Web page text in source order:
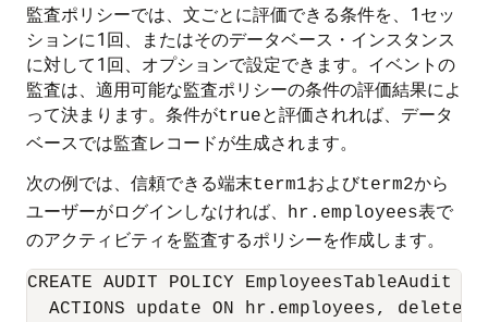
監査ポリシーでは、文ごとに評価できる条件を、1セッ
ションに1回、またはそのデータベース・インスタンス
に対して1回、オプションで設定できます。イベントの
監査は、適用可能な監査ポリシーの条件の評価結果によ
って決まります。条件がtrueと評価されれば、データ
ベースでは監査レコードが生成されます。
次の例では、信頼できる端末term1およびterm2から
ユーザーがログインしなければ、
hr.employees表で
のアクティビティを監査するポリシーを作成します。
CREATE AUDIT POLICY EmployeesTableAudit
ACTIONS update ON hr.employees, delete